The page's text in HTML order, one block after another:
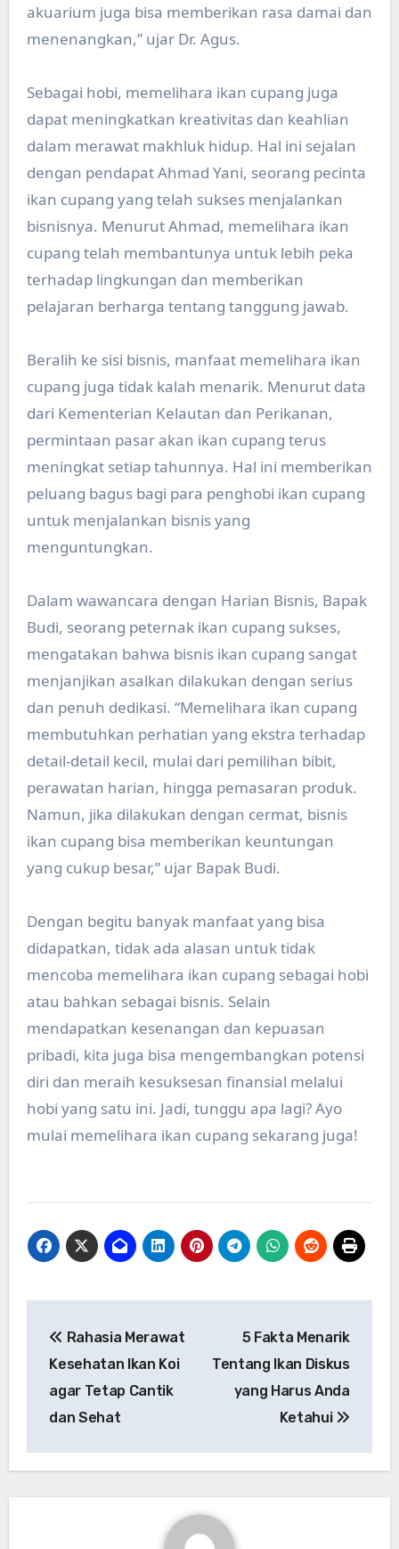
akuarium juga bisa memberikan rasa damai dan
menenangkan,” ujar Dr. Agus.
Sebagai hobi, memelihara ikan cupang juga
dapat meningkatkan kreativitas dan keahlian
dalam merawat makhluk hidup. Hal ini sejalan
dengan pendapat Ahmad Yani, seorang pecinta
ikan cupang yang telah sukses menjalankan
bisnisnya. Menurut Ahmad, memelihara ikan
cupang telah membantunya untuk lebih peka
terhadap lingkungan dan memberikan
pelajaran berharga tentang tanggung jawab.
Beralih ke sisi bisnis, manfaat memelihara ikan
cupang juga tidak kalah menarik. Menurut data
dari Kementerian Kelautan dan Perikanan,
permintaan pasar akan ikan cupang terus
meningkat setiap tahunnya. Hal ini memberikan
peluang bagus bagi para penghobi ikan cupang
untuk menjalankan bisnis yang
menguntungkan.
Dalam wawancara dengan Harian Bisnis, Bapak
Budi, seorang peternak ikan cupang sukses,
mengatakan bahwa bisnis ikan cupang sangat
menjanjikan asalkan dilakukan dengan serius
dan penuh dedikasi. “Memelihara ikan cupang
membutuhkan perhatian yang ekstra terhadap
detail-detail kecil, mulai dari pemilihan bibit,
perawatan harian, hingga pemasaran produk.
Namun, jika dilakukan dengan cermat, bisnis
ikan cupang bisa memberikan keuntungan
yang cukup besar,” ujar Bapak Budi.
Dengan begitu banyak manfaat yang bisa
didapatkan, tidak ada alasan untuk tidak
mencoba memelihara ikan cupang sebagai hobi
atau bahkan sebagai bisnis. Selain
mendapatkan kesenangan dan kepuasan
pribadi, kita juga bisa mengembangkan potensi
diri dan meraih kesuksesan finansial melalui
hobi yang satu ini. Jadi, tunggu apa lagi? Ayo
mulai memelihara ikan cupang sekarang juga!
navigation
Rahasia Merawat
Kesehatan Ikan Koi
agar Tetap Cantik
dan Sehat
5 Fakta Menarik
Tentang Ikan Diskus
yang Harus Anda
Ketahui